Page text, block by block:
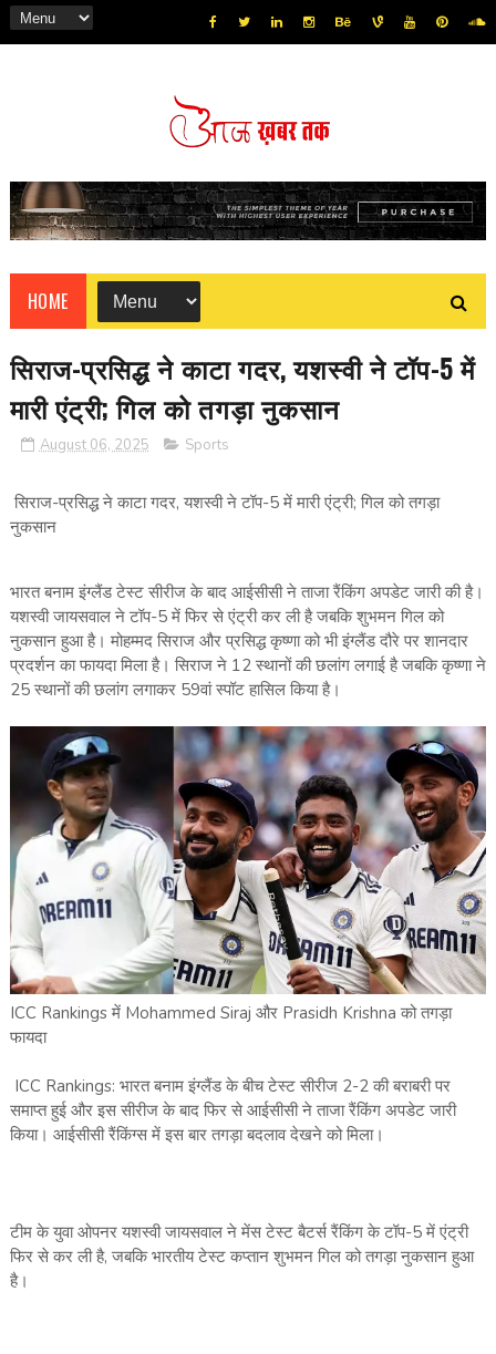
HOME
सिराज-प्रसिद्ध ने काटा गदर, यशस्वी ने टॉप-5 में
मारी एंट्री; गिल को तगड़ा नुकसान
August 06, 2025 Sports
सिराज-प्रसिद्ध ने काटा गदर, यशस्वी ने टॉप-5 में मारी एंट्री; गिल को तगड़ा
नुकसान
भारत बनाम इंग्लैंड टेस्ट सीरीज के बाद आईसीसी ने ताजा रैंकिंग अपडेट जारी की है।
यशस्वी जायसवाल ने टॉप-5 में फिर से एंट्री कर ली है जबकि शुभमन गिल को
नुकसान हुआ है। मोहम्मद सिराज और प्रसिद्ध कृष्णा को भी इंग्लैंड दौरे पर शानदार
प्रदर्शन का फायदा मिला है। सिराज ने 12 स्थानों की छलांग लगाई है जबकि कृष्णा ने
25 स्थानों की छलांग लगाकर 59वां स्पॉट हासिल किया है।
ICC Rankings में Mohammed Siraj और Prasidh Krishna को तगड़ा
फायदा
ICC Rankings: भारत बनाम इंग्लैंड के बीच टेस्ट सीरीज 2-2 की बराबरी पर
समाप्त हुई और इस सीरीज के बाद फिर से आईसीसी ने ताजा रैंकिंग अपडेट जारी
किया। आईसीसी रैंकिंग्स में इस बार तगड़ा बदलाव देखने को मिला।
टीम के युवा ओपनर यशस्वी जायसवाल ने मेंस टेस्ट बैटर्स रैंकिंग के टॉप-5 में एंट्री
फिर से कर ली है, जबकि भारतीय टेस्ट कप्तान शुभमन गिल को तगड़ा नुकसान हुआ
है।